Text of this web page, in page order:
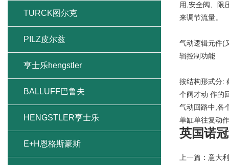
用,安全阀、限
来调节流量。
气动逻辑元件(
辑控制功能
按结构形式分:
个阀才动 作的
气动回路中,各
单缸单往复动
英国诺
上一篇： 意大
TURCK图尔克
PILZ皮尔兹
亨士乐hengstler
BALLUFF巴鲁夫
HENGSTLER亨士乐
E+H恩格斯豪斯